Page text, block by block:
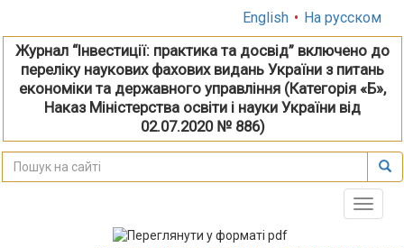
English • На русском
Журнал “Інвестиції: практика та досвід” включено до
переліку наукових фахових видань України з питань
економіки та державного управління (Категорія «Б»,
Наказ Міністерства освіти і науки України від
02.07.2020 № 886)
Toggle